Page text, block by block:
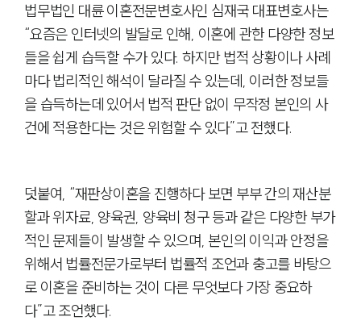
대륜소개
대륜소개
대륜의 강점
글로벌 파트너 로펌
고객의 소리
AI대륜
업무사례
법무법인 대륜 이혼전문변호사인 심재국 대표변호사는
“요즘은 인터넷의 발달로 인해, 이혼에 관한 다양한 정보
들을 쉽게 습득할 수가 있다. 하지만 법적 상황이나 사례
마다 법리적인 해석이 달라질 수 있는데, 이러한 정보들
을 습득하는데 있어서 법적 판단 없이 무작정 본인의 사
건에 적용한다는 것은 위험할 수 있다”고 전했다.
덧붙여, “재판상이혼을 진행하다 보면 부부 간의 재산분
할과 위자료, 양육권, 양육비 청구 등과 같은 다양한 부가
적인 문제들이 발생할 수 있으며, 본인의 이익과 안정을
위해서 법률전문가로부터 법률적 조언과 충고를 바탕으
로 이혼을 준비하는 것이 다른 무엇보다 가장 중요하
다”고 조언했다.